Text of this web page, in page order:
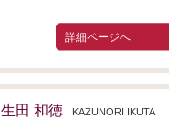
詳細ページへ
生田 和徳 KAZUNORI IKUTA